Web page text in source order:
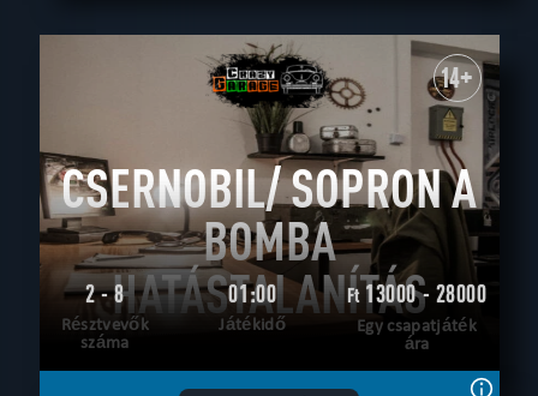
14+
CSERNOBIL/ SOPRON A
BOMBA
HATÁSTALANÍTÁS
2 - 8
Résztvevők
száma
01:00
Játékidő
Ft13000 - 28000
Egy csapatjáték
ára